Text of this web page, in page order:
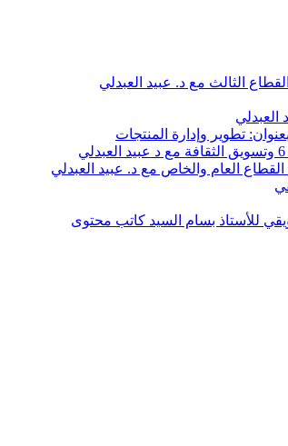
الثالث مع د. عبيد العبدلي
العبدلي
تطوير وإدارة المنتجات
العام والخاص مع د. عبيد العبدلي
للأستاذ بسام السيد كاتب محتوى